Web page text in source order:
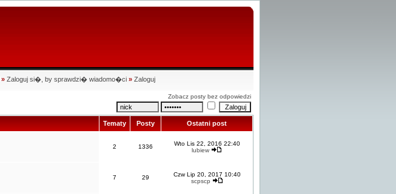
» Zaloguj si�, by sprawdzi� wiadomo�ci » Zaloguj
Zobacz posty bez odpowiedzi
Tematy Posty Ostatni post
2
1336
Wto Lis 22, 2016 22:40
lubiew
7 29
Czw Lip 20, 2017 10:40
scpscp